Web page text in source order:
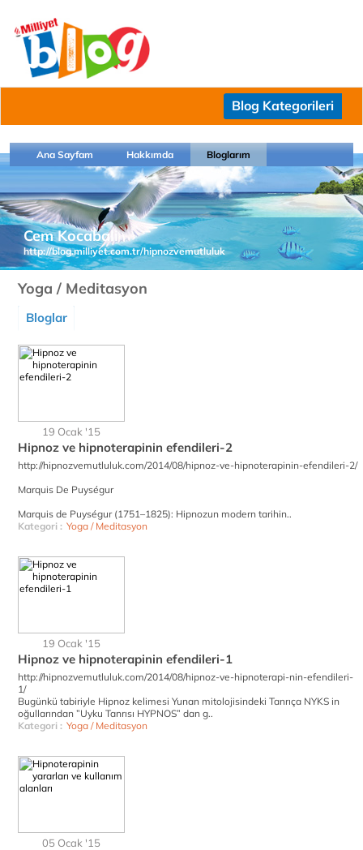
Blog Kategorileri
Ana Sayfam Hakkımda Bloglarım
Cem Kocabali
http://blog.milliyet.com.tr/hipnozvemutluluk
Yoga / Meditasyon
Bloglar
19 Ocak '15
Hipnoz ve hipnoterapinin efendileri-2
http://hipnozvemutluluk.com/2014/08/hipnoz-ve-hipnoterapinin-efendileri-2/
Marquis De Puységur
Marquis de Puységur (1751–1825): Hipnozun modern tarihin..
Kategori : Yoga / Meditasyon
19 Ocak '15
Hipnoz ve hipnoterapinin efendileri-1
http://hipnozvemutluluk.com/2014/08/hipnoz-ve-hipnoterapi-nin-efendileri-
1/
Bugünkü tabiriyle Hipnoz kelimesi Yunan mitolojisindeki Tanrıça NYKS in
oğullarından ”Uyku Tanrısı HYPNOS” dan g..
Kategori : Yoga / Meditasyon
05 Ocak '15